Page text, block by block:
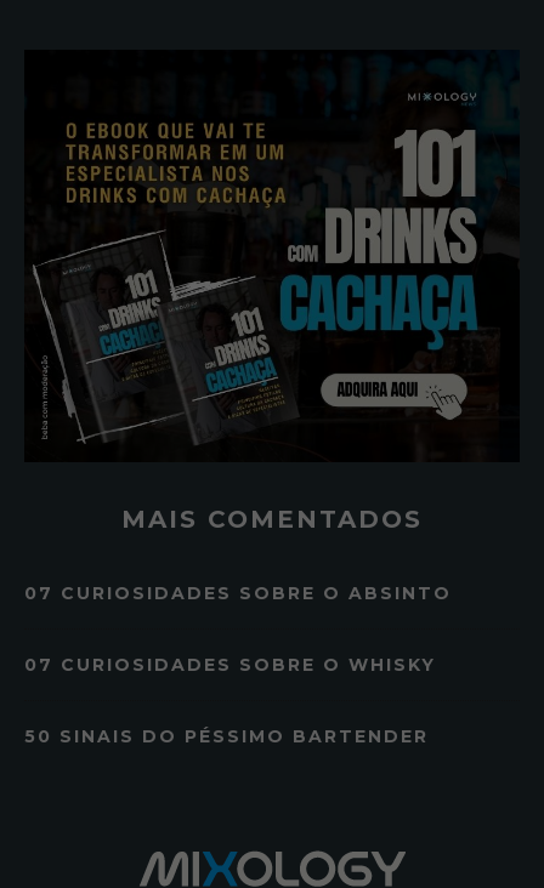
MAIS COMENTADOS
07 CURIOSIDADES SOBRE O ABSINTO
07 CURIOSIDADES SOBRE O WHISKY
50 SINAIS DO PÉSSIMO BARTENDER